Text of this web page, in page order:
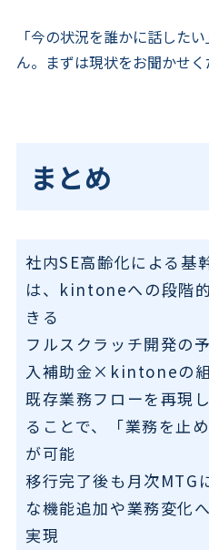
「今の状況を誰かに話した
ん。まずは現状をお聞かせく
まとめ
社内SE高齢化による基
は、kintoneへの段階
きる
フルスクラッチ開発の
入補助金×kintoneの
既存業務フローを再現
ることで、「業務を止
が可能
移行完了後も月次MTG
な機能追加や業務変化
実現